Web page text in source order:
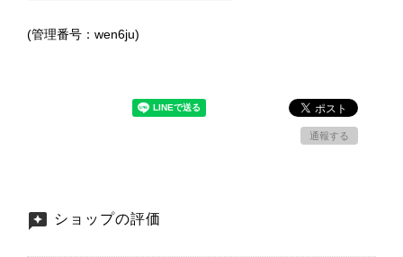
(管理番号：wen6ju)
通報する
ショップの評価